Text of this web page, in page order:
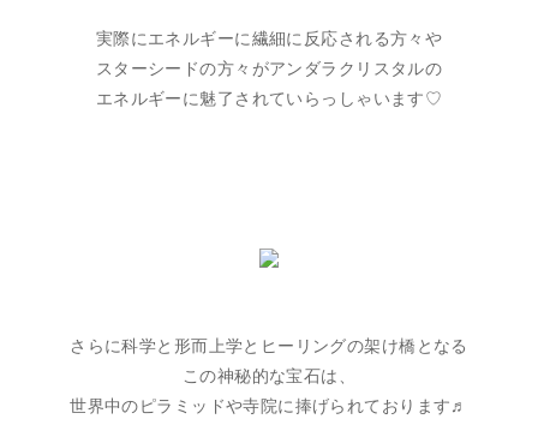
実際にエネルギーに繊細に反応される方々や
スターシードの方々がアンダラクリスタルの
エネルギーに魅了されていらっしゃいます♡
さらに科学と形而上学とヒーリングの架け橋となる
この神秘的な宝石は、
世界中のピラミッドや寺院に捧げられております♬